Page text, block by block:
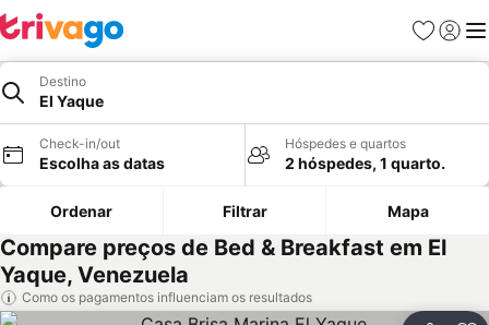
Favoritos
Iniciar
Destino
El Yaque
Check-in/out
Escolha as datas
Hóspedes e quartos
2 hóspedes, 1 quarto.
Ordenar Filtrar Mapa
Compare preços de Bed & Breakfast em El
Yaque, Venezuela
Como os pagamentos influenciam os resultados